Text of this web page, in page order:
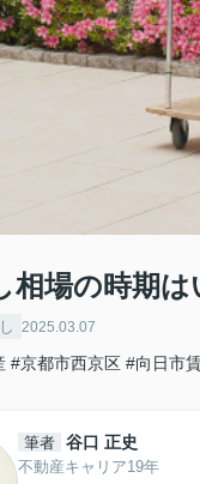
相場の時期
2025.03.07
#京都市西京区 #向日市
筆者 谷口 正史
不動産キャリア19年